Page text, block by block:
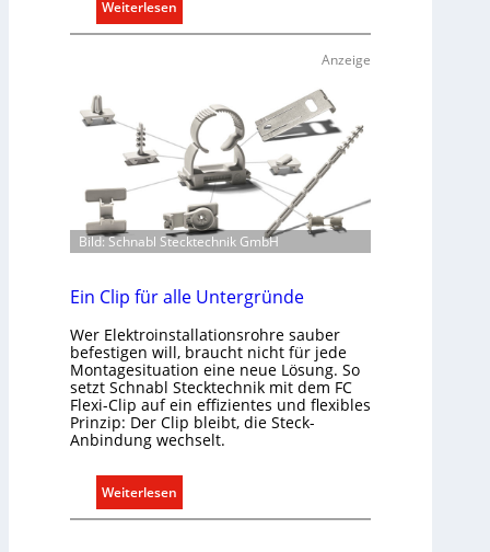
Weiterlesen
A
u
d
e
r
E
l
k
t
o
m
o
b
i
Anzeige
Bild: Schnabl Stecktechnik GmbH
Ein Clip für alle Untergründe
Wer Elektroinstallationsrohre sauber
befestigen will, braucht nicht für jede
Montagesituation eine neue Lösung. So
setzt Schnabl Stecktechnik mit dem FC
Flexi-Clip auf ein effizientes und flexibles
Prinzip: Der Clip bleibt, die Steck-
Anbindung wechselt.
Weiterlesen
E